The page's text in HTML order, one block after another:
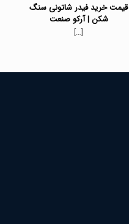
قیمت خرید فیدر شاتونی سنگ
شکن | آرکو صنعت
[…]